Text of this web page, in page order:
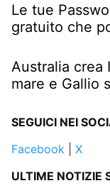
Le tue
gratuito che
Australia crea
mare e Gallio
SEGUICI NEI
Facebook
X
ULTIME NOTIZIE